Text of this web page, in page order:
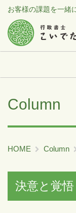
お客様の課題を一緒
Column
HOME Column
決意と覚悟